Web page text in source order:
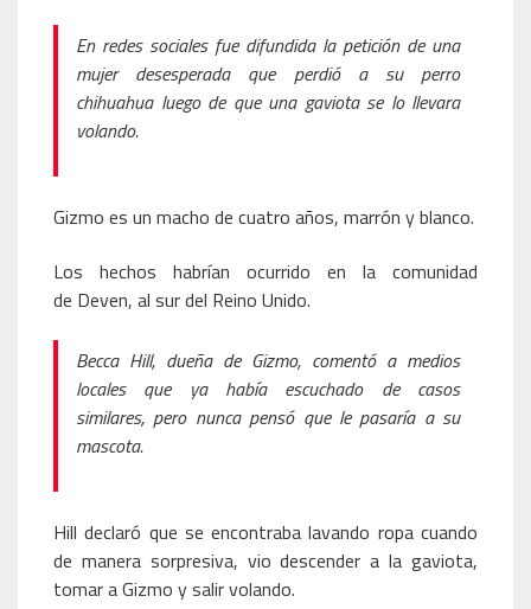
En redes sociales fue difundida la petición de una
mujer desesperada que perdió a su perro
chihuahua luego de que una gaviota se lo llevara
volando.
Gizmo es un macho de cuatro años, marrón y blanco.
Los hechos habrían ocurrido en la comunidad
de Deven, al sur del Reino Unido.
Becca Hill, dueña de Gizmo, comentó a medios
locales que ya había escuchado de casos
similares, pero nunca pensó que le pasaría a su
mascota.
Hill declaró que se encontraba lavando ropa cuando
de manera sorpresiva, vio descender a la gaviota,
tomar a Gizmo y salir volando.